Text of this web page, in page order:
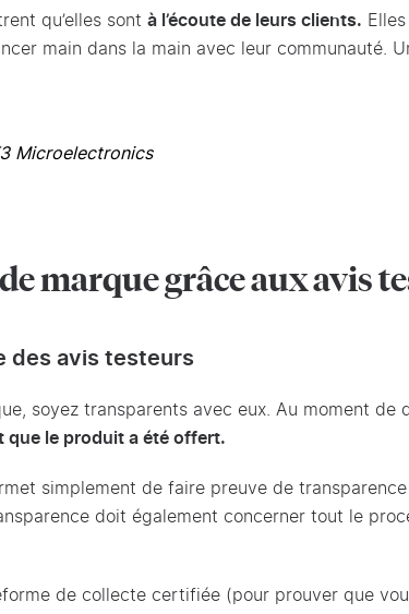
qu’elles sont à l’écoute de leurs clients.
main dans la main avec leur communauté.
Microelectronics
marque grâce aux avis
des avis testeurs
soyez transparents avec eux. Au moment de
que le produit a été offert.
simplement de faire preuve de transparence
doit également concerner tout le
de collecte certifiée (pour prouver que